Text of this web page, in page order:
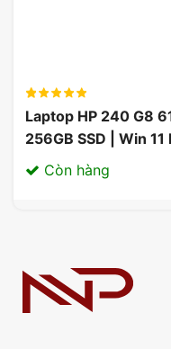
Laptop HP 240 G8
256GB SSD | Win 11
Còn hàng